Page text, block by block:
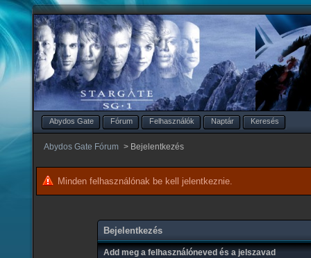
Abydos Gate Fórum Felhasználók Naptár Keresés
Abydos Gate Fórum > Bejelentkezés
Minden felhasználónak be kell jelentkeznie.
Bejelentkezés
Add meg a felhasználóneved és a jelszavad